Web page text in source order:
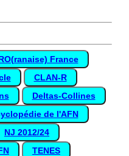
France
CLAN-R
Deltas-Collines
de l'AFN
NJ 2012/24
TENES